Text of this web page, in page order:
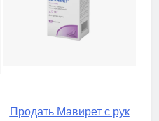
Продать Мавирет с рук